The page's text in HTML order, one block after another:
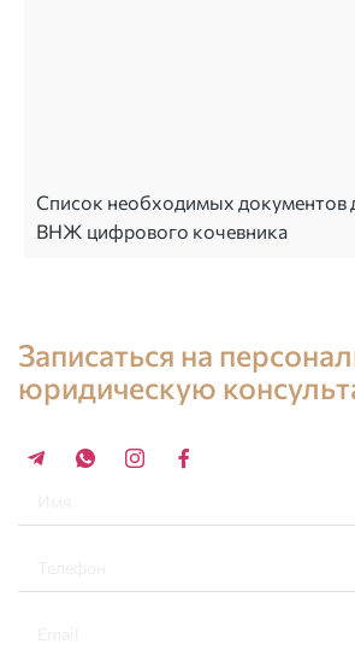
Cписок необходимых документов
ВНЖ цифрового кочевника
Записаться на
юридическую